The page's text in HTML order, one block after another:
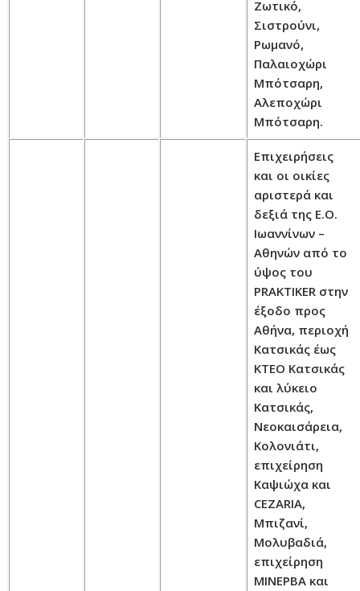
Ζωτικό,
Σιστρούνι,
Ρωμανό,
Παλαιοχώρι
Μπότσαρη,
Αλεποχώρι
Μπότσαρη.
Επιχειρήσεις
και οι οικίες
αριστερά και
δεξιά της Ε.Ο.
Ιωαννίνων –
Αθηνών από το
ύψος του
PRAKTIKER στην
έξοδο προς
Αθήνα, περιοχή
Κατσικάς έως
ΚΤΕΟ Κατσικάς
και λύκειο
Κατσικάς,
Νεοκαισάρεια,
Κολονιάτι,
επιχείρηση
Καψιώχα και
CEZARIA,
Μπιζανί,
Μολυβαδιά,
επιχείρηση
ΜΙΝΕΡΒΑ και